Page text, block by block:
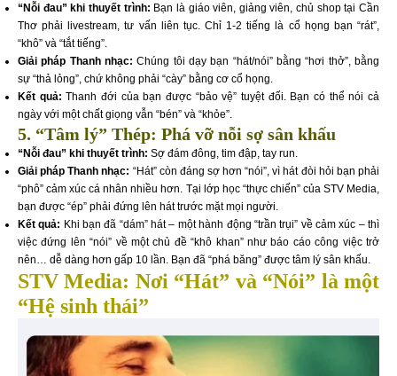
“Nỗi đau” khi thuyết trình: Bạn là giáo viên, giảng viên, chủ shop tại Cần
Thơ phải livestream, tư vấn liên tục. Chỉ 1-2 tiếng là cổ họng bạn “rát”,
“khô” và “tắt tiếng”.
Giải pháp Thanh nhạc: Chúng tôi dạy bạn “hát/nói” bằng “hơi thở”, bằng
sự “thả lỏng”, chứ không phải “cày” bằng cơ cổ họng.
Kết quả: Thanh đới của bạn được “bảo vệ” tuyệt đối. Bạn có thể nói cả
ngày với một chất giọng vẫn “bén” và “khỏe”.
5. “Tâm lý” Thép: Phá vỡ nỗi sợ sân khấu
“Nỗi đau” khi thuyết trình: Sợ đám đông, tim đập, tay run.
Giải pháp Thanh nhạc: “Hát” còn đáng sợ hơn “nói”, vì hát đòi hỏi bạn phải
“phô” cảm xúc cá nhân nhiều hơn. Tại lớp học “thực chiến” của STV Media,
bạn được “ép” phải đứng lên hát trước mặt mọi người.
Kết quả: Khi bạn đã “dám” hát – một hành động “trần trụi” về cảm xúc – thì
việc đứng lên “nói” về một chủ đề “khô khan” như báo cáo công việc trở
nên… dễ dàng hơn gấp 10 lần. Bạn đã “phá băng” được tâm lý sân khấu.
STV Media: Nơi “Hát” và “Nói” là một
“Hệ sinh thái”